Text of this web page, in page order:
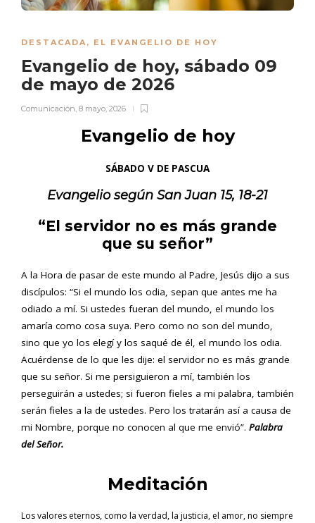
DESTACADA, EL EVANGELIO DE HOY
Evangelio de hoy, sábado 09
de mayo de 2026
Comunicación, 8 mayo, 2026
Evangelio de hoy
SÁBADO V DE PASCUA
Evangelio según SanJuan 15, 18-21
“El servidor no es más grande
que su señor”
A la Hora de pasar de este mundo al Padre, Jesús dijo a sus
discípulos: “Si el mundo los odia, sepan que antes me ha
odiado a mí. Si ustedes fueran del mundo, el mundo los
amaría como cosa suya. Pero como no son del mundo,
sino que yo los elegí y los saqué de él, el mundo los odia.
Acuérdense de lo que les dije: el servidor no es más grande
que su señor. Si me persiguieron a mí, también los
perseguirán a ustedes; si fueron fieles a mi palabra, también
serán fieles a la de ustedes. Pero los tratarán así a causa de
mi Nombre, porque no conocen al que me envió”. Palabra
del Señor.
Meditación
Los valores eternos, como la verdad, la justicia, el amor, no siempre